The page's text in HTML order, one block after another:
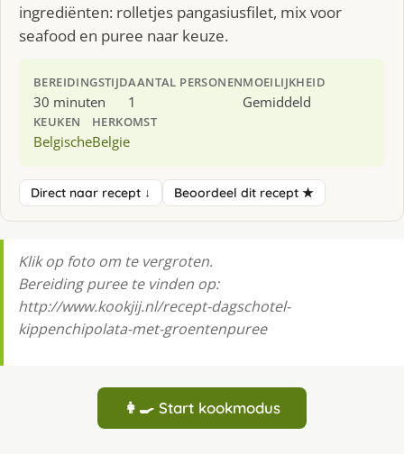
ingrediënten: rolletjes pangasiusfilet, mix voor
seafood en puree naar keuze.
BEREIDINGSTIJD
30 minuten
AANTAL PERSONEN
1
MOEILIJKHEID
Gemiddeld
KEUKEN
Belgische
HERKOMST
Belgie
Direct naar recept ↓ Beoordeel dit recept ★
Klik op foto om te vergroten.
Bereiding puree te vinden op:
http://www.kookjij.nl/recept-dagschotel-
kippenchipolata-met-groentenpuree
👩‍🍳 Start kookmodus